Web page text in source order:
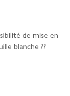
de mise en
blanche ??